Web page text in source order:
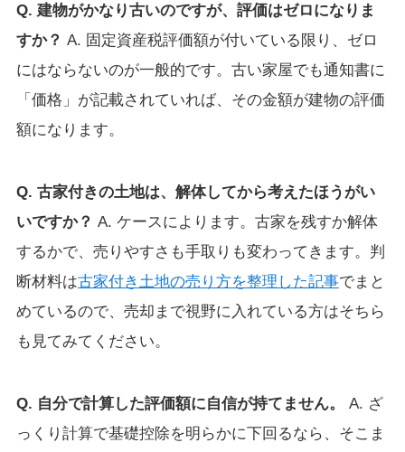
Q. 建物がかなり古いのですが、評価はゼロになりま
すか？ A. 固定資産税評価額が付いている限り、ゼロ
にはならないのが一般的です。古い家屋でも通知書に
「価格」が記載されていれば、その金額が建物の評価
額になります。
Q. 古家付きの土地は、解体してから考えたほうがい
いですか？ A. ケースによります。古家を残すか解体
するかで、売りやすさも手取りも変わってきます。判
断材料は古家付き土地の売り方を整理した記事でまと
めているので、売却まで視野に入れている方はそちら
も見てみてください。
Q. 自分で計算した評価額に自信が持てません。
A. ざ
っくり計算で基礎控除を明らかに下回るなら、そこま